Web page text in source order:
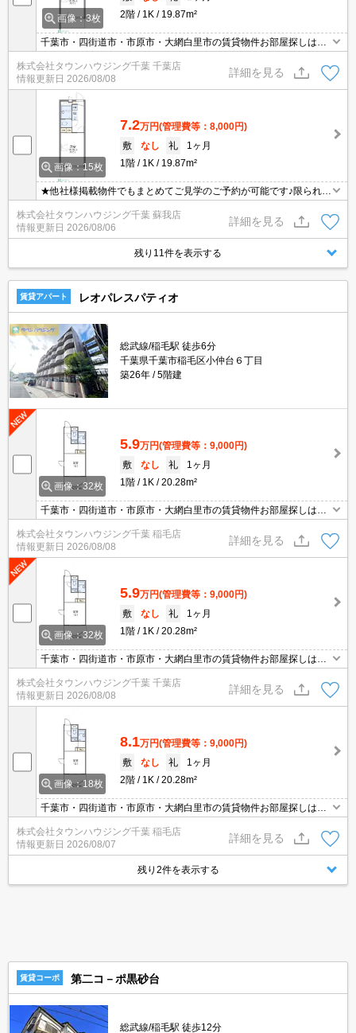
画像：3枚
2階
1K 19.87m²
千葉市・四街道市・市原市・大網白里市の賃貸物件お部屋探しはタ
ウンハウジング稲毛店にお任せ下さい！
株式会社タウンハウジング千葉 千葉店
情報更新日 2026/08/08
詳細を見る
画像：15枚
7.2万円(管理費等：8,000円)
敷
なし 礼
1ヶ月
1階
1K 19.87m²
★他社様掲載物件でもまとめてご見学のご予約が可能です♪限られた
お時間の中で効率よくお部屋探しができるようにお手伝いさせてい
ただきます！お気軽にお問合せ下さい♪
株式会社タウンハウジング千葉 蘇我店
情報更新日 2026/08/06
詳細を見る
残り11件を表示する
賃貸アパート レオパレスパティオ
総武線/稲毛駅 徒歩6分
千葉県千葉市稲毛区小仲台６丁目
築26年
5階建
画像：32枚
5.9万円(管理費等：9,000円)
敷
なし 礼
1ヶ月
1階
1K 20.28m²
千葉市・四街道市・市原市・大網白里市の賃貸物件お部屋探しはタ
ウンハウジング稲毛店にお任せ下さい！【０４３－２９０－８０７
０】
株式会社タウンハウジング千葉 稲毛店
情報更新日 2026/08/08
詳細を見る
画像：32枚
5.9万円(管理費等：9,000円)
敷
なし 礼
1ヶ月
1階
1K 20.28m²
千葉市・四街道市・市原市・大網白里市の賃貸物件お部屋探しはタ
ウンハウジング稲毛店にお任せ下さい！【０４３－２９０－８０７
０】
株式会社タウンハウジング千葉 千葉店
情報更新日 2026/08/08
詳細を見る
画像：18枚
8.1万円(管理費等：9,000円)
敷
なし 礼
1ヶ月
2階
1K 20.28m²
千葉市・四街道市・市原市・大網白里市の賃貸物件お部屋探しはタ
ウンハウジング稲毛店にお任せ下さい！【０４３－２９０－８０７
０】
株式会社タウンハウジング千葉 稲毛店
情報更新日 2026/08/07
詳細を見る
残り2件を表示する
賃貸コーポ 第二コ－ポ黒砂台
総武線/稲毛駅 徒歩12分